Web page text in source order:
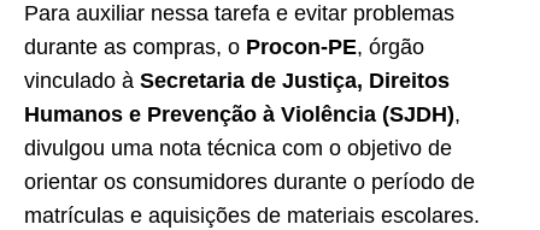
Para auxiliar nessa tarefa e evitar problemas
durante as compras, o Procon-PE, órgão
vinculado à Secretaria de Justiça, Direitos
Humanos e Prevenção à Violência (SJDH),
divulgou uma nota técnica com o objetivo de
orientar os consumidores durante o período de
matrículas e aquisições de materiais escolares.